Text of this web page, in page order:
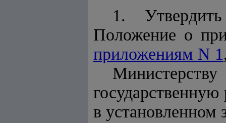
1.
Положение о
приложениям N 1
в установленном